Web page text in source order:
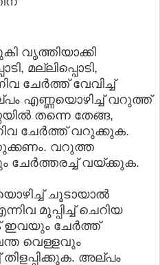
വൃത്തിയാക്കി
മല്ലിപ്പൊടി,
ചേര്‍ത്ത്‌ വേവിച്ച്‌
എണ്ണയൊഴിച്ച്‌ വറുത്ത്‌
തന്നെ തേങ്ങ,
ചേര്‍ത്ത്‌ വറുക്കുക.
വറുത്ത
ചേര്‍ത്തരച്ച്‌ വയ്‌ക്കുക.
ചൂടായാല്‍
മൂപ്പിച്ച്‌ ചെറിയ
ഇവയും ചേര്‍ത്ത്‌
വെള്ളവും
തിളപ്പിക്കുക. അല്‌പം